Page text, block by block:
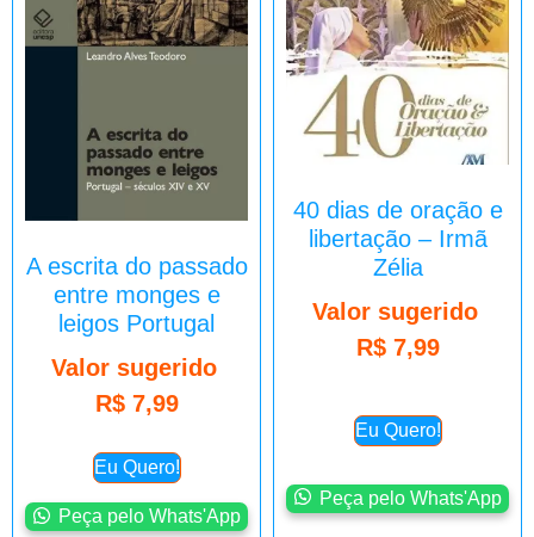
A escrita do passado
entre monges e
leigos Portugal
Valor sugerido
R$7,99
Eu Quero!
Peça pelo Whats'App
40 dias de oração e
libertação – Irmã
Zélia
Valor sugerido
R$7,99
Eu Quero!
Peça pelo Whats'App